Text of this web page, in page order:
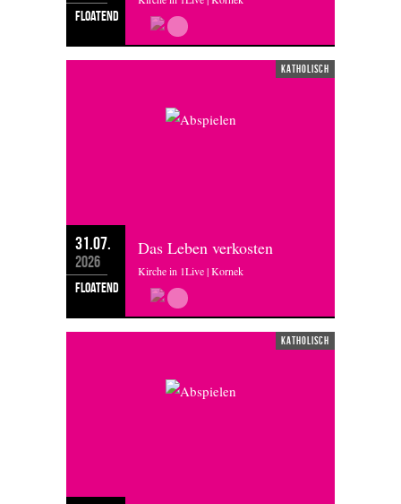
floatend
katholisch
31.07.
2026
floatend
Das Leben verkosten
Kirche in 1Live | Kornek
katholisch